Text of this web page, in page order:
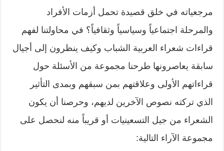
مرجعياته في خلق قصيدة تحمل أزمات الأفراد
والمرحلة اجتماعياً وسياسياً وثقافياً؟ في محاولتنا لفهم
قراءات شعراء العربية الشباب وكيف ينظرون إلى أجيال
سابقة يعاصرونها طرحنا مجموعة من الأسئلة حول
قراءاتهم الأولى وعلاقتهم بمن سبقهم وبمدى التأثير
الذي تركته نصوص الآخرين لديهم، وحرصنا أن يكون
الشعراء من جيل التسعينيات أو قريباً منه لنحصل على
مجموعة الآراء التالية: